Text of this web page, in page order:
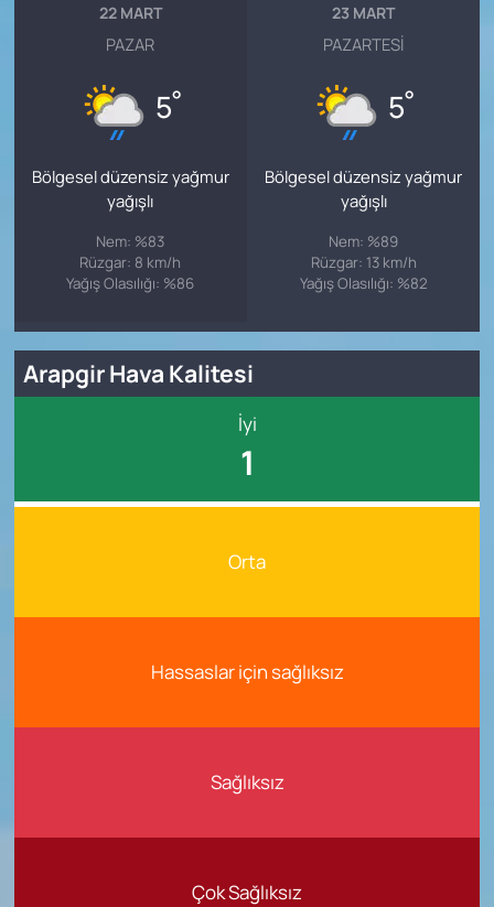
22 MART
PAZAR
5°
Bölgesel düzensiz yağmur
yağışlı
Nem: %83
Rüzgar: 8 km/h
Yağış Olasılığı: %86
23 MART
PAZARTESI
5°
Bölgesel düzensiz yağmur
yağışlı
Nem: %89
Rüzgar: 13 km/h
Yağış Olasılığı: %82
Arapgir Hava Kalitesi
İyi
1
Orta
Hassaslar için sağlıksız
Sağlıksız
Çok Sağlıksız